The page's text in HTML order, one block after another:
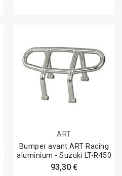
ART
Bumper avant ART Racing
aluminium - Suzuki LT-R450
93,30 €